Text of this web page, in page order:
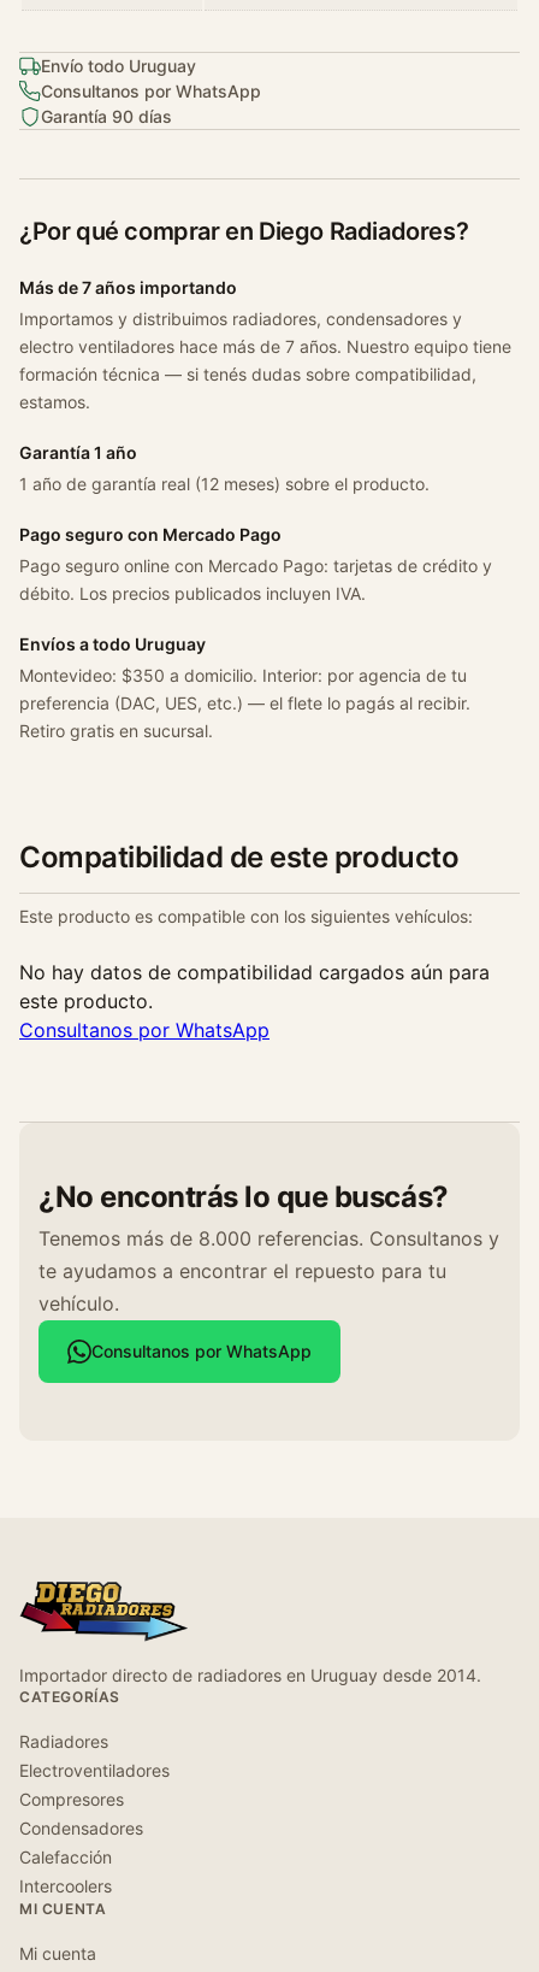
c
n
t
i
Envío todo Uruguay
Consultanos por WhatsApp
Garantía 90 días
¿Por qué comprar en Diego Radiadores?
Más de 7 años importando
Importamos y distribuimos radiadores, condensadores y
electro ventiladores hace más de 7 años. Nuestro equipo tiene
formación técnica — si tenés dudas sobre compatibilidad,
estamos.
Garantía 1 año
1 año de garantía real (12 meses) sobre el producto.
Pago seguro con Mercado Pago
Pago seguro online con Mercado Pago: tarjetas de crédito y
débito. Los precios publicados incluyen IVA.
Envíos a todo Uruguay
Montevideo: $350 a domicilio. Interior: por agencia de tu
preferencia (DAC, UES, etc.) — el flete lo pagás al recibir.
Retiro gratis en sucursal.
Compatibilidad de este producto
Este producto es compatible con los siguientes vehículos:
No hay datos de compatibilidad cargados aún para
este producto.
Consultanos por WhatsApp
¿No encontrás lo que buscás?
Tenemos más de 8.000 referencias. Consultanos y
te ayudamos a encontrar el repuesto para tu
vehículo.
Consultanos por WhatsApp
Importador directo de radiadores en Uruguay desde 2014.
CATEGORÍAS
Radiadores
Electroventiladores
Compresores
Condensadores
Calefacción
Intercoolers
MI CUENTA
Mi cuenta